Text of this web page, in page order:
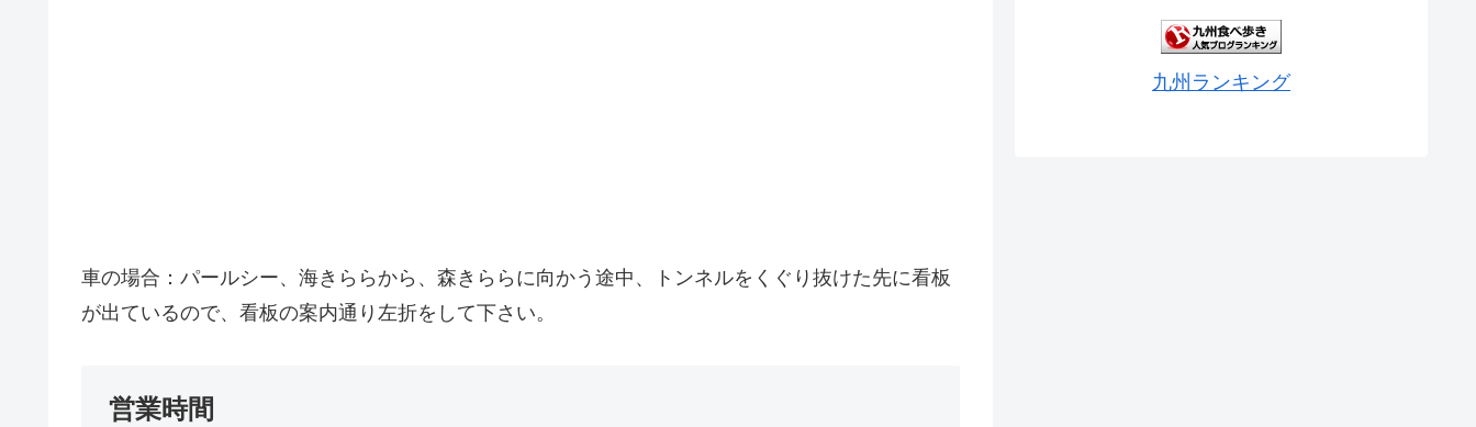
車の場合：パールシー、海きららから、森きららに向かう途中、トンネルをくぐり抜けた先に看板
が出ているので、看板の案内通り左折をして下さい。
営業時間
九州ランキング